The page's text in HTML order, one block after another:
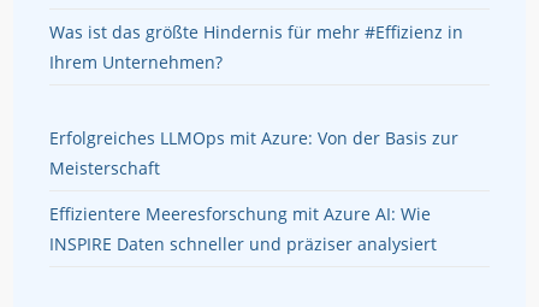
Was ist das größte Hindernis für mehr #Effizienz in
Ihrem Unternehmen?
Erfolgreiches LLMOps mit Azure: Von der Basis zur
Meisterschaft
Effizientere Meeresforschung mit Azure AI: Wie
INSPIRE Daten schneller und präziser analysiert